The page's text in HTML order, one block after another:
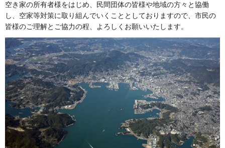
空き家の所有者様をはじめ、民間団体の皆様や地域の方々と協働
し、空家等対策に取り組んでいくこととしておりますので、市民の
皆様のご理解とご協力の程、よろしくお願いいたします。